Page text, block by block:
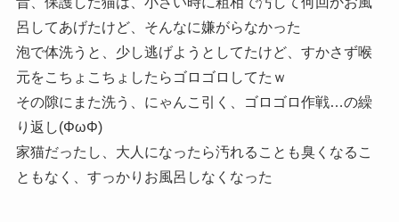
呂してあげたけど、そんなに嫌がらなかった
泡で体洗うと、少し逃げようとしてたけど、すかさず喉
元をこちょこちょしたらゴロゴロしてたｗ
その隙にまた洗う、にゃんこ引く、ゴロゴロ作戦…の繰
り返し(ΦωΦ)
家猫だったし、大人になったら汚れることも臭くなるこ
ともなく、すっかりお風呂しなくなった